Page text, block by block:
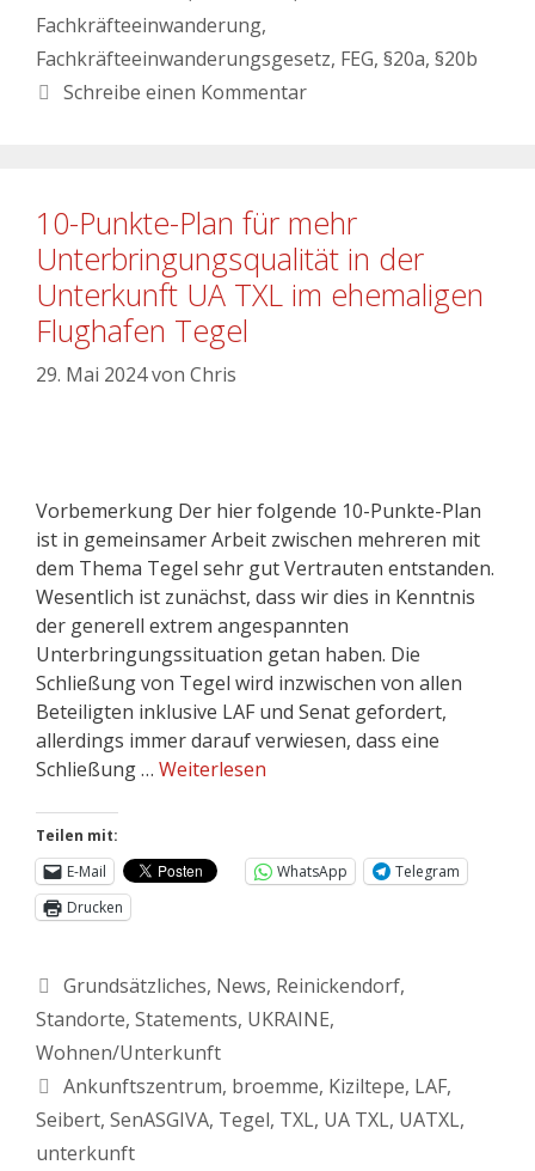
Fachkräfteeinwanderung,
Fachkräfteeinwanderungsgesetz, FEG, §20a, §20b
Schreibe einen Kommentar
10-Punkte-Plan für mehr
Unterbringungsqualität in der
Unterkunft UA TXL im ehemaligen
Flughafen Tegel
29. Mai 2024von Chris
Vorbemerkung Der hier folgende 10-Punkte-Plan
ist in gemeinsamer Arbeit zwischen mehreren mit
dem Thema Tegel sehr gut Vertrauten entstanden.
Wesentlich ist zunächst, dass wir dies in Kenntnis
der generell extrem angespannten
Unterbringungssituation getan haben. Die
Schließung von Tegel wird inzwischen von allen
Beteiligten inklusive LAF und Senat gefordert,
allerdings immer darauf verwiesen, dass eine
Schließung … Weiterlesen
Teilen mit:
E-Mail
WhatsApp
Telegram
Drucken
Grundsätzliches, News, Reinickendorf,
Standorte, Statements, UKRAINE,
Wohnen/Unterkunft
Ankunftszentrum, broemme, Kiziltepe, LAF,
Seibert, SenASGIVA, Tegel, TXL, UA TXL, UATXL,
unterkunft